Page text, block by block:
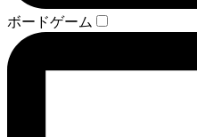
ボードゲーム